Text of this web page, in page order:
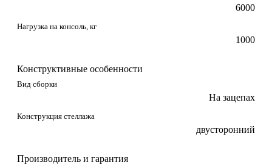
6000
Нагрузка на консоль, кг
1000
Конструктивные особенности
Вид сборки
На зацепах
Конструкция стеллажа
двусторонний
Производитель и гарантия